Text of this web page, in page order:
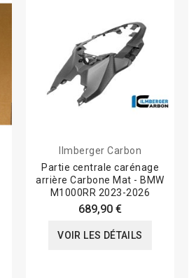
Ilmberger Carbon
Partie centrale carénage
arrière Carbone Mat - BMW
M1000RR 2023-2026
689,90 €
VOIR LES DÉTAILS